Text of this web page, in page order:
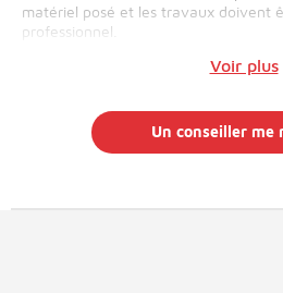
matériel posé et les travaux doivent
professionnel.
Voir plus
Un conseiller me